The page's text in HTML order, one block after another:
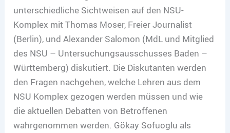
unterschiedliche Sichtweisen auf den NSU-
Komplex mit Thomas Moser, Freier Journalist
(Berlin), und Alexander Salomon (MdL und Mitglied
des NSU – Untersuchungsausschusses Baden –
Württemberg) diskutiert. Die Diskutanten werden
den Fragen nachgehen, welche Lehren aus dem
NSU Komplex gezogen werden müssen und wie
die aktuellen Debatten von Betroffenen
wahrgenommen werden. Gökay Sofuoglu als